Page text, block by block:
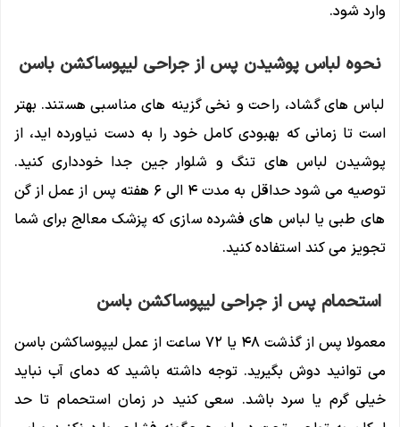
وارد شود.
نحوه لباس پوشیدن پس از جراحی لیپوساکشن باسن
لباس های گشاد، راحت و نخی گزینه های مناسبی هستند. بهتر
است تا زمانی که بهبودی کامل خود را به دست نیاورده اید، از
پوشیدن لباس های تنگ و شلوار جین جدا خودداری کنید.
توصیه می شود حداقل به مدت ۴ الی ۶ هفته پس از عمل از گن
های طبی یا لباس های فشرده سازی که پزشک معالج برای شما
تجویز می کند استفاده کنید.
استحمام پس از جراحی لیپوساکشن باسن
معمولا پس از گذشت ۴۸ یا ۷۲ ساعت از عمل لیپوساکشن باسن
می توانید دوش بگیرید. توجه داشته باشید که دمای آب نباید
خیلی گرم یا سرد باشد. سعی کنید در زمان استحمام تا حد